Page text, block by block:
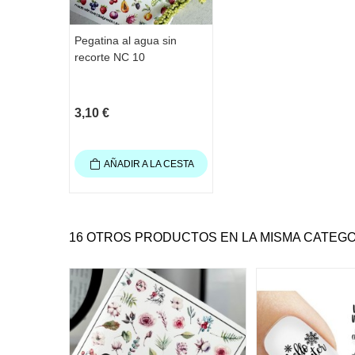
Pegatina al agua sin
recorte NC 10
3,10 €
AÑADIR A LA CESTA
16 OTROS PRODUCTOS EN LA MISMA